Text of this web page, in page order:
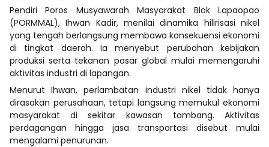
Pendiri Poros Musyawarah Masyarakat Blok Lapaopao
(PORMMAL), Ihwan Kadir, menilai dinamika hilirisasi nikel
yang tengah berlangsung membawa konsekuensi ekonomi
di tingkat daerah. Ia menyebut perubahan kebijakan
produksi serta tekanan pasar global mulai memengaruhi
aktivitas industri di lapangan.
Menurut Ihwan, perlambatan industri nikel tidak hanya
dirasakan perusahaan, tetapi langsung memukul ekonomi
masyarakat di sekitar kawasan tambang. Aktivitas
perdagangan hingga jasa transportasi disebut mulai
mengalami penurunan.